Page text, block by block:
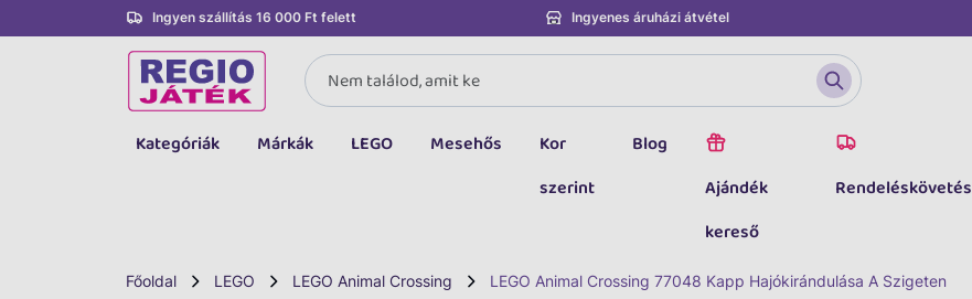
Ingyen szállítás 16 000 Ft felett Ingyenes áruházi átvétel
Kategóriák
LEGO
Márkák LEGO Mesehős
Kor
szerint
Blog
Ajándék
kereső
Rendeléskövetés
Főoldal LEGO LEGO Animal Crossing LEGO Animal Crossing 77048 Kapp Hajókirándulása A Szigeten